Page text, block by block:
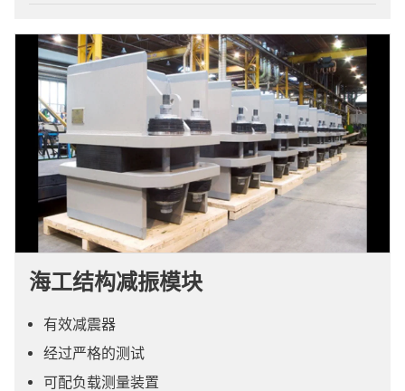
海工结构减振模块
有效减震器
经过严格的测试
可配负载测量装置